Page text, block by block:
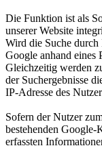
Die Funktion ist als
unserer Website
Wird die Suche
Google anhand eines
Gleichzeitig werden
der Suchergebnisse
IP-Adresse des
Sofern der Nutzer
bestehenden
erfassten